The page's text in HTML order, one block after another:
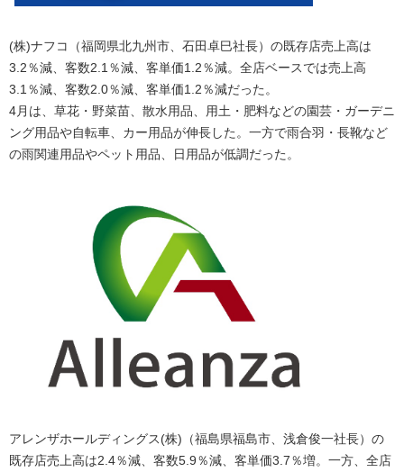
(株)ナフコ（福岡県北九州市、石田卓巳社長）の既存店売上高は
3.2％減、客数2.1％減、客単価1.2％減。全店ベースでは売上高
3.1％減、客数2.0％減、客単価1.2％減だった。
4月は、草花・野菜苗、散水用品、用土・肥料などの園芸・ガーデニ
ング用品や自転車、カー用品が伸長した。一方で雨合羽・長靴など
の雨関連用品やペット用品、日用品が低調だった。
アレンザホールディングス(株)（福島県福島市、浅倉俊一社長）の
既存店売上高は2.4％減、客数5.9％減、客単価3.7％増。一方、全店